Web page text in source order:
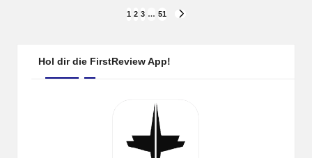
Seitennummerierung
Beiträge
1 2 3 … 51
Hol dir die FirstReview App!